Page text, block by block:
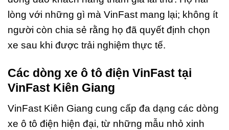
lòng với những gì mà VinFast mang lại; không ít
người còn chia sẻ rằng họ đã quyết định chọn
xe sau khi được trải nghiệm thực tế.
Các dòng xe ô tô điện VinFast tại
VinFast Kiên Giang
VinFast Kiên Giang cung cấp đa dạng các dòng
xe ô tô điện hiện đại, từ những mẫu nhỏ xinh